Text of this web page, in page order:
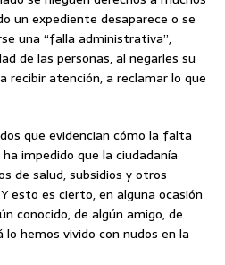
un expediente desaparece o se
una “falla administrativa”,
de las personas, al negarles su
recibir atención, a reclamar lo que
que evidencian cómo la falta
impedido que la ciudadanía
de salud, subsidios y otros
esto es cierto, en alguna ocasión
conocido, de algún amigo, de
hemos vivido con nudos en la